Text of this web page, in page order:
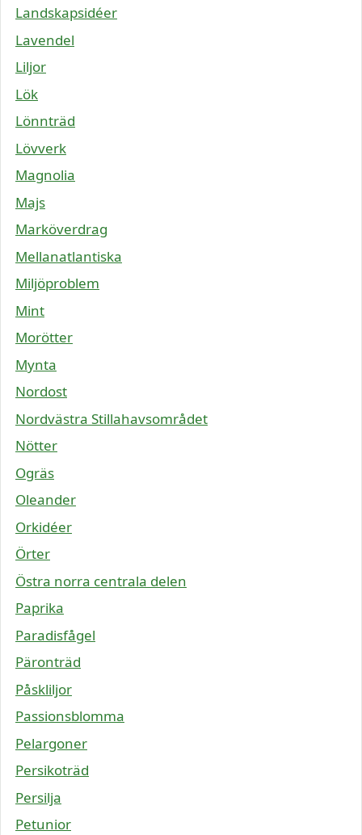
Landskapsidéer
Lavendel
Liljor
Lök
Lönnträd
Lövverk
Magnolia
Majs
Marköverdrag
Mellanatlantiska
Miljöproblem
Mint
Morötter
Mynta
Nordost
Nordvästra Stillahavsområdet
Nötter
Ogräs
Oleander
Orkidéer
Örter
Östra norra centrala delen
Paprika
Paradisfågel
Päronträd
Påskliljor
Passionsblomma
Pelargoner
Persikoträd
Persilja
Petunior